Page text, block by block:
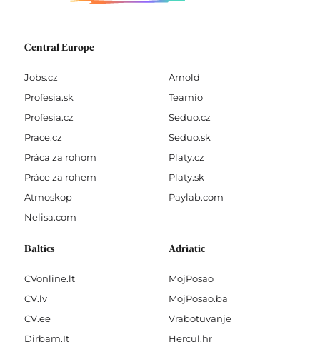
Central Europe
Jobs.cz
Profesia.sk
Profesia.cz
Prace.cz
Práca za rohom
Práce za rohem
Atmoskop
Nelisa.com
Arnold
Teamio
Seduo.cz
Seduo.sk
Platy.cz
Platy.sk
Paylab.com
Baltics
CVonline.lt
CV.lv
CV.ee
Dirbam.It
Adriatic
MojPosao
MojPosao.ba
Vrabotuvanje
Hercul.hr